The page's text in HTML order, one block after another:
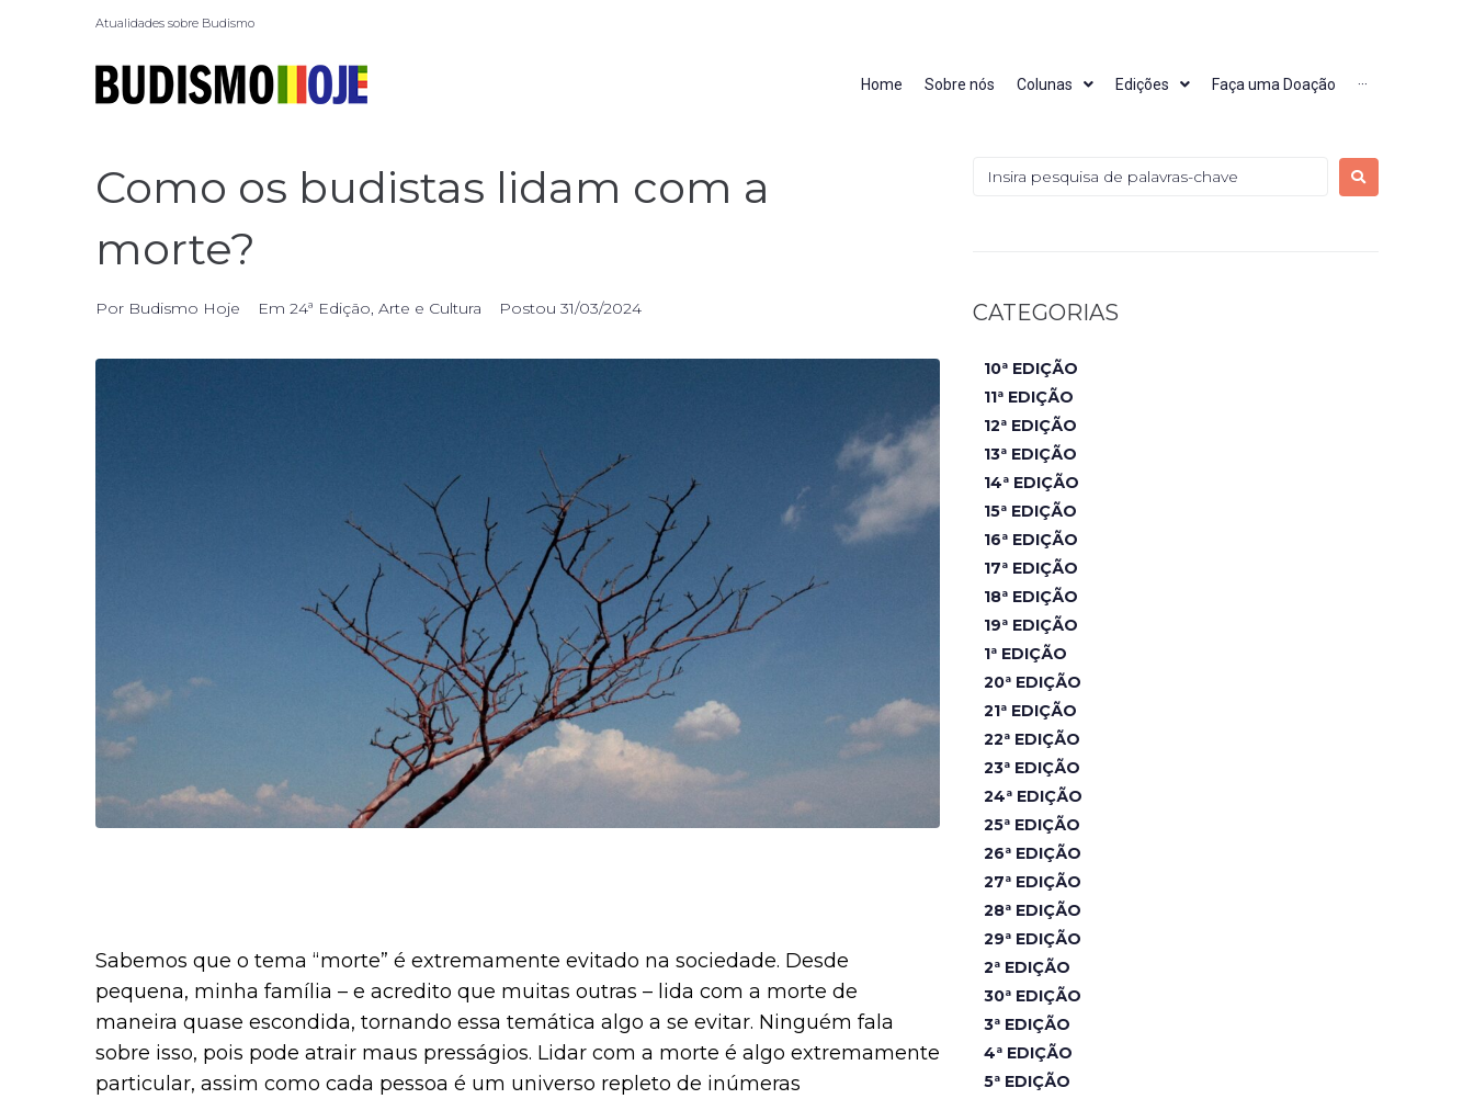
Atualidades sobre Budismo
Home Sobre nós Colunas Edições Faça uma Doação ···
Como os budistas lidam com a
morte?
Por Budismo Hoje Em 24ª Edição, Arte e Cultura Postou 31/03/2024
Sabemos que o tema “morte” é extremamente evitado na sociedade. Desde
pequena, minha família – e acredito que muitas outras – lida com a morte de
maneira quase escondida, tornando essa temática algo a se evitar. Ninguém fala
sobre isso, pois pode atrair maus presságios. Lidar com a morte é algo extremamente
particular, assim como cada pessoa é um universo repleto de inúmeras
CATEGORIAS
10ª EDIÇÃO
11ª EDIÇÃO
12ª EDIÇÃO
13ª EDIÇÃO
14ª EDIÇÃO
15ª EDIÇÃO
16ª EDIÇÃO
17ª EDIÇÃO
18ª EDIÇÃO
19ª EDIÇÃO
1ª EDIÇÃO
20ª EDIÇÃO
21ª EDIÇÃO
22ª EDIÇÃO
23ª EDIÇÃO
24ª EDIÇÃO
25ª EDIÇÃO
26ª EDIÇÃO
27ª EDIÇÃO
28ª EDIÇÃO
29ª EDIÇÃO
2ª EDIÇÃO
30ª EDIÇÃO
3ª EDIÇÃO
4ª EDIÇÃO
5ª EDIÇÃO